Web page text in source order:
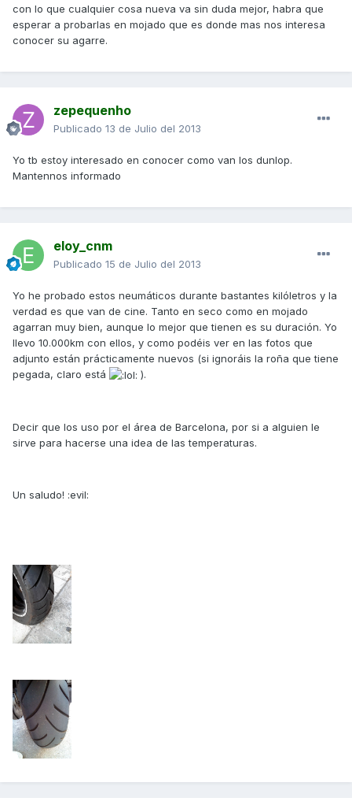
con lo que cualquier cosa nueva va sin duda mejor, habra que
esperar a probarlas en mojado que es donde mas nos interesa
conocer su agarre.
zepequenho
Publicado 13 de Julio del 2013
Yo tb estoy interesado en conocer como van los dunlop.
Mantennos informado
eloy_cnm
Publicado 15 de Julio del 2013
Yo he probado estos neumáticos durante bastantes kilóletros y la
verdad es que van de cine. Tanto en seco como en mojado
agarran muy bien, aunque lo mejor que tienen es su duración. Yo
llevo 10.000km con ellos, y como podéis ver en las fotos que
adjunto están prácticamente nuevos (si ignoráis la roña que tiene
pegada, claro está
).
Decir que los uso por el área de Barcelona, por si a alguien le
sirve para hacerse una idea de las temperaturas.
Un saludo! :evil: